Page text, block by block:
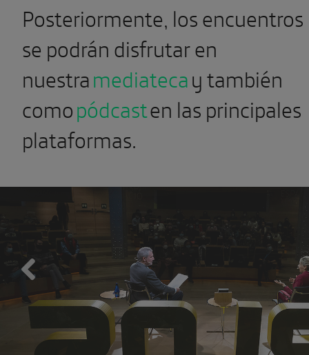
Posteriormente, los encuentros
se podrán disfrutar en
nuestramediatecay también
comopódcasten las principales
plataformas.
Previous